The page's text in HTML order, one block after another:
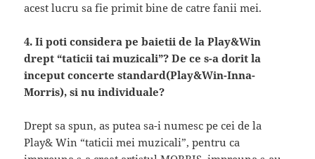
acest lucru sa fie primit bine de catre fanii mei.
4. Ii poti considera pe baietii de la Play&Win
drept “taticii tai muzicali”? De ce s-a dorit la
inceput concerte standard(Play&Win-Inna-
Morris), si nu individuale?
Drept sa spun, as putea sa-i numesc pe cei de la
Play& Win “taticii mei muzicali”, pentru ca